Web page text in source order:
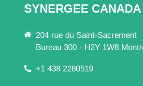
SYNERGEE CANADA
204 rue du Saint-Sacrement
Bureau 300 - H2Y 1W8
+1 438 2280519